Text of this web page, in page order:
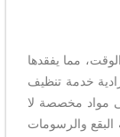
مما يفقدها
خدمة تنظيف
مواد مخصصة لا
البقع والرسومات